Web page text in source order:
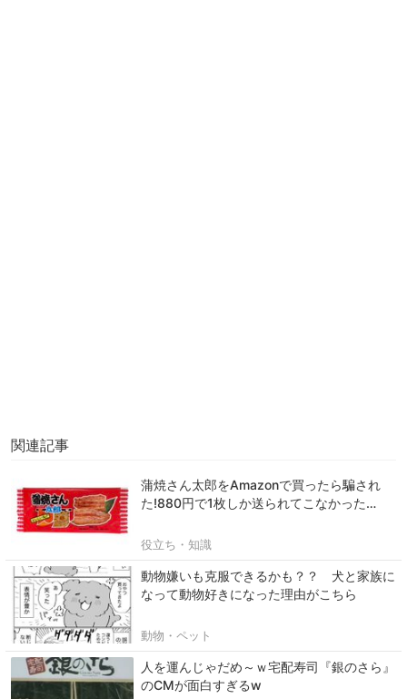
関連記事
蒲焼さん太郎をAmazonで買ったら騙され
た!880円で1枚しか送られてこなかった…
役立ち・知識
動物嫌いも克服できるかも？？ 犬と家族に
なって動物好きになった理由がこちら
動物・ペット
人を運んじゃだめ～ｗ宅配寿司『銀のさら』
のCMが面白すぎるw